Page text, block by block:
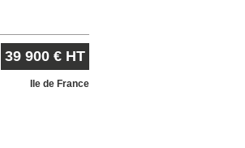
39 900 € HT
Ile de France